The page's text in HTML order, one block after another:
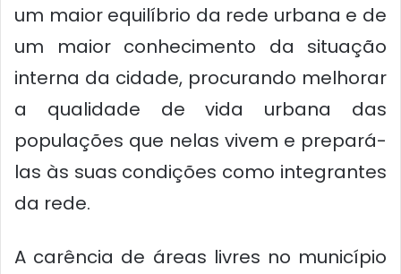
um maior equilíbrio da rede urbana e de
um maior conhecimento da situação
interna da cidade, procurando melhorar
a qualidade de vida urbana das
populações que nelas vivem e prepará-
las às suas condições como integrantes
da rede.
A carência de áreas livres no município